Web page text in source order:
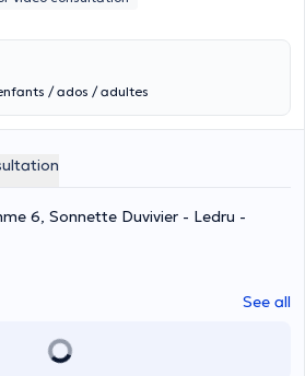
/ ados / adultes
6, Sonnette Duvivier - Ledru -
See all